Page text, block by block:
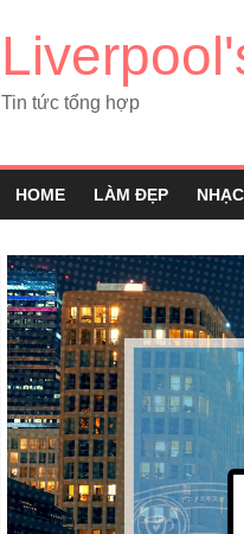
Tin tức tổng hợp
HOME LÀM ĐẸP